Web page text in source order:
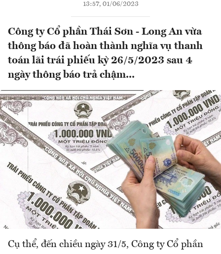
13:57, 01/06/2023
Công ty Cổ phần Thái Sơn - Long An vừa
thông báo đã hoàn thành nghĩa vụ thanh
toán lãi trái phiếu kỳ 26/5/2023 sau 4
ngày thông báo trả chậm...
Cụ thể, đến chiều ngày 31/5, Công ty Cổ phần